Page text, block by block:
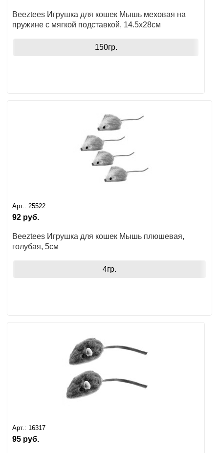
Beeztees Игрушка для кошек Мышь меховая на
пружине с мягкой подставкой, 14.5x28см
150гр.
Арт.: 25522
92 руб.
Beeztees Игрушка для кошек Мышь плюшевая,
голубая, 5см
4гр.
Арт.: 16317
95 руб.